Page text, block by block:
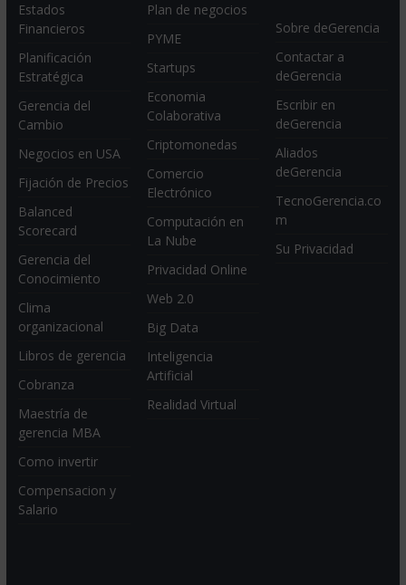
Estados
Financieros
Planificación
Estratégica
Gerencia del
Cambio
Negocios en USA
Fijación de Precios
Balanced
Scorecard
Gerencia del
Conocimiento
Clima
organizacional
Libros de gerencia
Cobranza
Maestría de
gerencia MBA
Como invertir
Compensacion y
Salario
Plan de negocios
PYME
Startups
Economia
Colaborativa
Criptomonedas
Comercio
Electrónico
Computación en
La Nube
Privacidad Online
Web 2.0
Big Data
Inteligencia
Artificial
Realidad Virtual
Sobre deGerencia
Contactar a
deGerencia
Escribir en
deGerencia
Aliados
deGerencia
TecnoGerencia.co
m
Su Privacidad